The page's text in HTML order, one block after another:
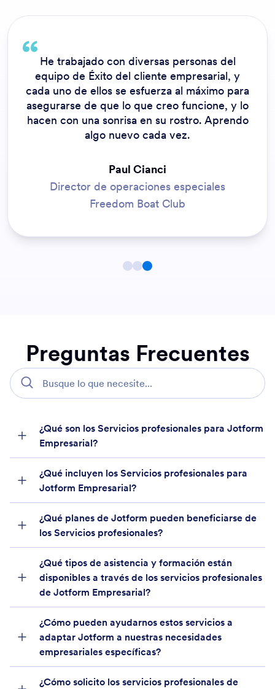
He trabajado con diversas personas del
equipo de Éxito del cliente empresarial, y
cada uno de ellos se esfuerza al máximo para
asegurarse de que lo que creo funcione, y lo
hacen con una sonrisa en su rostro. Aprendo
algo nuevo cada vez.
Paul Cianci
Director de operaciones especiales
Freedom Boat Club
Preguntas Frecuentes
¿Qué son los Servicios profesionales para Jotform
Empresarial?
¿Qué incluyen los Servicios profesionales para
Jotform Empresarial?
¿Qué planes de Jotform pueden beneficiarse de
los Servicios profesionales?
¿Qué tipos de asistencia y formación están
disponibles a través de los servicios profesionales
de Jotform Empresarial?
¿Cómo pueden ayudarnos estos servicios a
adaptar Jotform a nuestras necesidades
empresariales específicas?
¿Cómo solicito los servicios profesionales de